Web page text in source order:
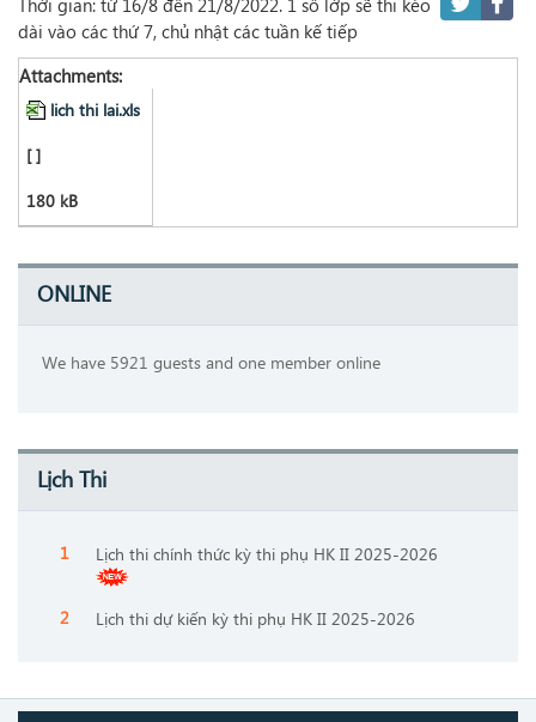
Thời gian: từ 16/8 đến 21/8/2022. 1 số lớp sẽ thi kéo
dài vào các thứ 7, chủ nhật các tuần kế tiếp
Attachments:
lich thi lai.xls
[ ]
180 kB
ONLINE
We have 5921 guests and one member online
Lịch Thi
Lịch thi chính thức kỳ thi phụ HK II 2025-2026
Lịch thi dự kiến kỳ thi phụ HK II 2025-2026